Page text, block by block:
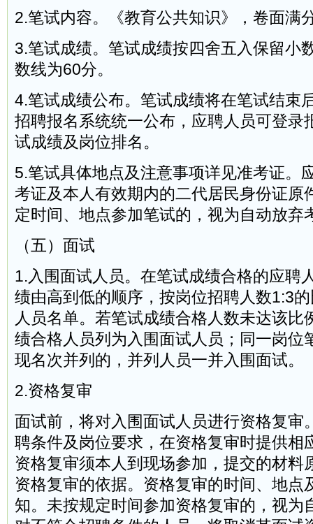
2.笔试内容。《教育公共知识》，卷面满
3.笔试成绩。笔试成绩按四舍五入保留小
数线为60分。
4.笔试成绩公布。笔试成绩将在笔试结束
招聘报名系统统一公布，应聘人员可登录
试成绩及岗位排名。
5.笔试具体地点及注意事项详见准考证。
考证及本人有效期内的二代居民身份证原
定时间、地点参加笔试的，视为自动放弃
（五）面试
1.入围面试人员。在笔试成绩合格的应聘
绩由高到低的顺序，按岗位招聘人数1:3
人员名单。若笔试成绩合格人数未达该比
绩合格人员列为入围面试人员；同一岗位
现名次并列的，并列人员一并入围面试。
2.资格复审
面试前，将对入围面试人员进行资格复审
聘条件及岗位要求，在资格复审时提供相
资格复审须本人到现场参加，提交的材料
资格复审的依据。资格复审的时间、地点
知。未按规定时间参加资格复审的，视为